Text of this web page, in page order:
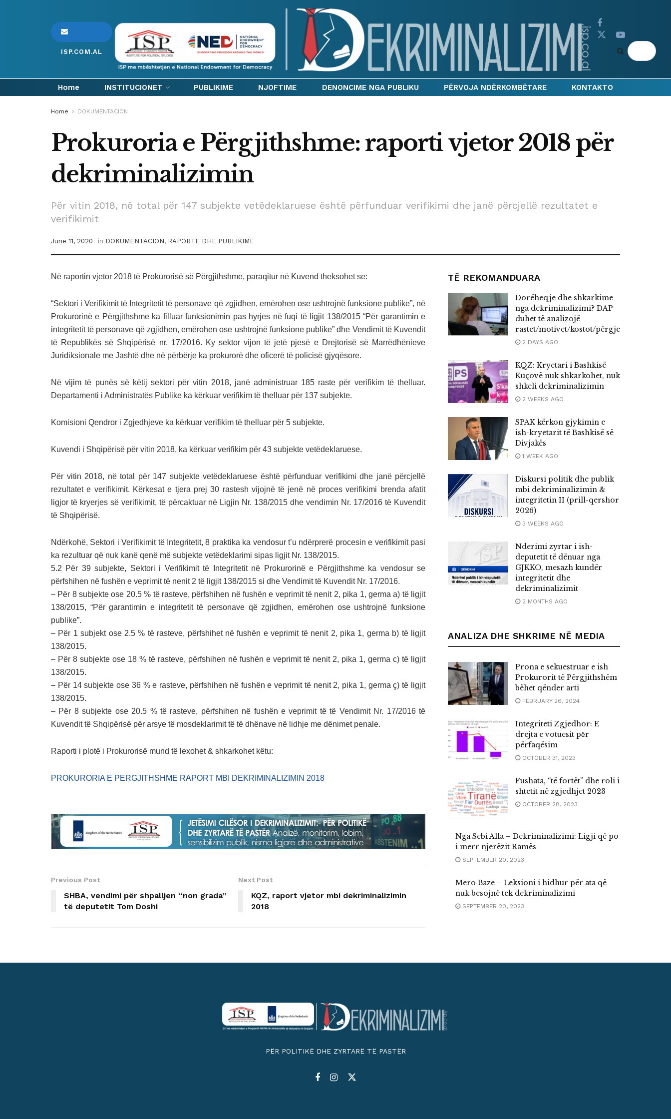
ISP.COM.AL
Home INSTITUCIONET PUBLIKIME NJOFTIME DENONCIME NGA PUBLIKU PËRVOJA NDËRKOMBËTARE KONTAKTO
Home DOKUMENTACION
Prokuroria e Përgjithshme: raporti vjetor 2018 për
dekriminalizimin
Për vitin 2018, në total për 147 subjekte vetëdeklaruese është përfunduar verifikimi dhe janë përcjellë rezultatet e
verifikimit
June 11, 2020 in DOKUMENTACION, RAPORTE DHE PUBLIKIME
Në raportin vjetor 2018 të Prokurorisë së Përgjithshme, paraqitur në Kuvend theksohet se:
“Sektori i Verifikimit të Integritetit të personave që zgjidhen, emërohen ose ushtrojnë funksione publike”, në
Prokurorinë e Përgjithshme ka filluar funksionimin pas hyrjes në fuqi të ligjit 138/2015 “Për garantimin e
integritetit të personave që zgjidhen, emërohen ose ushtrojnë funksione publike” dhe Vendimit të Kuvendit
të Republikës së Shqipërisë nr. 17/2016. Ky sektor vijon të jetë pjesë e Drejtorisë së Marrëdhënieve
Juridiksionale me Jashtë dhe në përbërje ka prokurorë dhe oficerë të policisë gjyqësore.
Në vijim të punës së këtij sektori për vitin 2018, janë administruar 185 raste për verifikim të thelluar.
Departamenti i Administratës Publike ka kërkuar verifikim të thelluar për 137 subjekte.
Komisioni Qendror i Zgjedhjeve ka kërkuar verifikim të thelluar për 5 subjekte.
Kuvendi i Shqipërisë për vitin 2018, ka kërkuar verifikim për 43 subjekte vetëdeklaruese.
Për vitin 2018, në total për 147 subjekte vetëdeklaruese është përfunduar verifikimi dhe janë përcjellë
rezultatet e verifikimit. Kërkesat e tjera prej 30 rastesh vijojnë të jenë në proces verifikimi brenda afatit
ligjor të kryerjes së verifikimit, të përcaktuar në Ligjin Nr. 138/2015 dhe vendimin Nr. 17/2016 të Kuvendit
të Shqipërisë.
Ndërkohë, Sektori i Verifikimit të Integritetit, 8 praktika ka vendosur t’u ndërprerë procesin e verifikimit pasi
ka rezultuar që nuk kanë qenë më subjekte vetëdeklarimi sipas ligjit Nr. 138/2015.
5.2 Për 39 subjekte, Sektori i Verifikimit të Integritetit në Prokurorinë e Përgjithshme ka vendosur se
përfshihen në fushën e veprimit të nenit 2 të ligjit 138/2015 si dhe Vendimit të Kuvendit Nr. 17/2016.
– Për 8 subjekte ose 20.5 % të rasteve, përfshihen në fushën e veprimit të nenit 2, pika 1, germa a) të ligjit
138/2015, “Për garantimin e integritetit të personave që zgjidhen, emërohen ose ushtrojnë funksione
publike”.
– Për 1 subjekt ose 2.5 % të rasteve, përfshihet në fushën e veprimit të nenit 2, pika 1, germa b) të ligjit
138/2015.
– Për 8 subjekte ose 18 % të rasteve, përfshihen në fushën e veprimit të nenit 2, pika 1, germa c) të ligjit
138/2015.
– Për 14 subjekte ose 36 % e rasteve, përfshihen në fushën e veprimit të nenit 2, pika 1, germa ç) të ligjit
138/2015.
– Për 8 subjekte ose 20.5 % të rasteve, përfshihen në fushën e veprimit të të Vendimit Nr. 17/2016 të
Kuvendit të Shqipërisë për arsye të mosdeklarimit të të dhënave në lidhje me dënimet penale.
Raporti i plotë i Prokurorisë mund të lexohet & shkarkohet këtu:
PROKURORIA E PERGJITHSHME RAPORT MBI DEKRIMINALIZIMIN 2018
Previous Post
SHBA, vendimi për shpalljen “non grada”
të deputetit Tom Doshi
Next Post
KQZ, raport vjetor mbi dekriminalizimin
2018
TË REKOMANDUARA
Dorëheqje dhe shkarkime
nga dekriminalizimi? DAP
duhet të analizojë
rastet/motivet/kostot/përgjegjësitë
2 DAYS AGO
KQZ: Kryetari i Bashkisë
Kuçovë nuk shkarkohet, nuk
shkeli dekriminalizimin
2 WEEKS AGO
SPAK kërkon gjykimin e
ish-kryetarit të Bashkisë së
Divjakës
1 WEEK AGO
Diskursi politik dhe publik
mbi dekriminalizimin &
integritetin II (prill-qershor
2026)
3 WEEKS AGO
Nderimi zyrtar i ish-
deputetit të dënuar nga
GJKKO, mesazh kundër
integritetit dhe
dekriminalizimit
2 MONTHS AGO
ANALIZA DHE SHKRIME NË MEDIA
Prona e sekuestruar e ish
Prokurorit të Përgjithshëm
bëhet qënder arti
FEBRUARY 26, 2024
Integriteti Zgjedhor: E
drejta e votuesit pёr
përfaqësim
OCTOBER 31, 2023
Fushata, “të fortët” dhe roli i
shtetit në zgjedhjet 2023
OCTOBER 28, 2023
Nga Sebi Alla – Dekriminalizimi: Ligji që po
i merr njerëzit Ramës
SEPTEMBER 20, 2023
Mero Baze – Leksioni i hidhur për ata që
nuk besojnë tek dekriminalizimi
SEPTEMBER 20, 2023
PËR POLITIKË DHE ZYRTARË TË PASTËR